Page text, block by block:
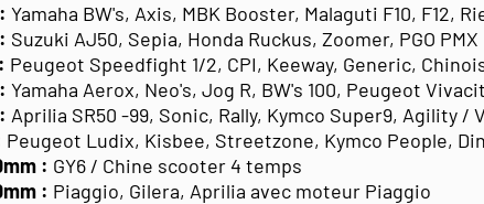
Yamaha BW's, Axis, MBK Booster, Malaguti F10, F12,
Suzuki AJ50, Sepia, Honda Ruckus, Zoomer, PGO PMX
Peugeot Speedfight 1/2, CPI, Keeway, Generic,
Yamaha Aerox, Neo's, Jog R, BW's 100, Peugeot
Aprilia SR50 -99, Sonic, Rally, Kymco Super9, Agility /
Peugeot Ludix, Kisbee, Streetzone, Kymco People,
: GY6 / Chine scooter 4 temps
: Piaggio, Gilera, Aprilia avec moteur Piaggio